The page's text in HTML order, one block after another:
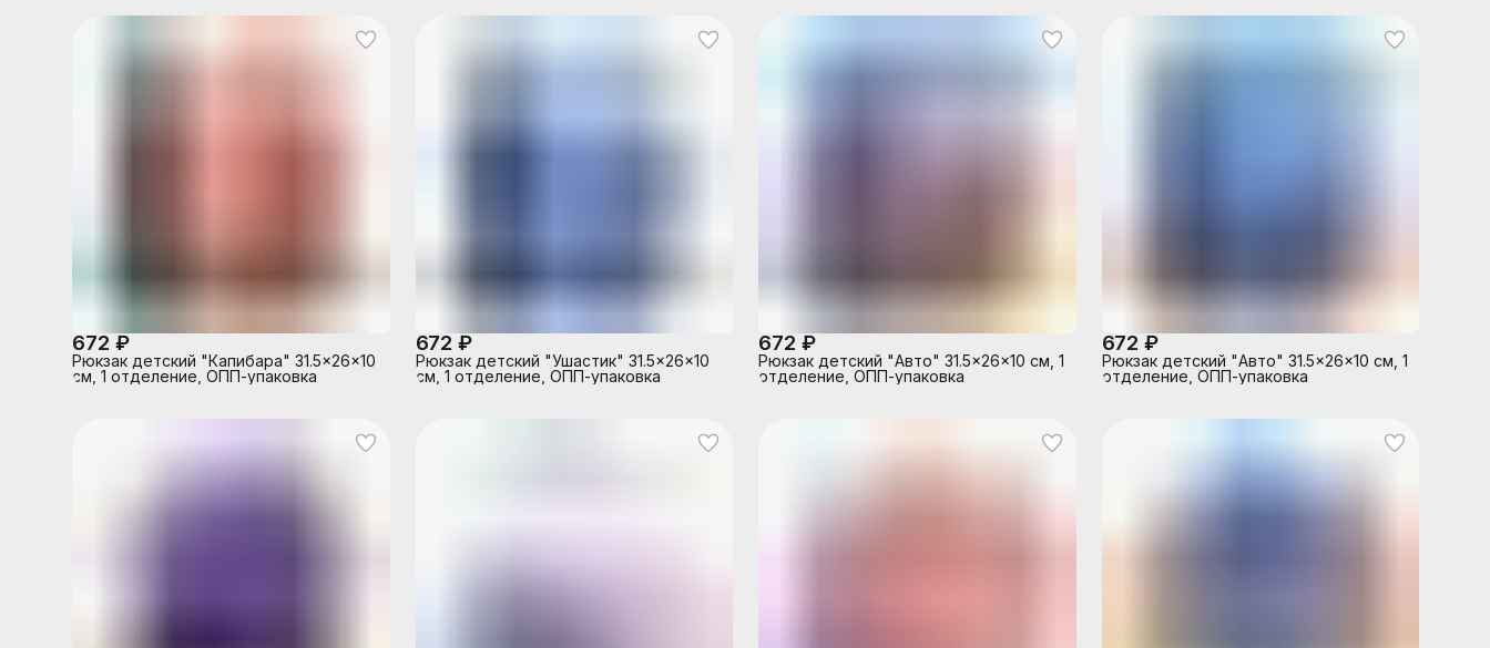
672 ₽
Рюкзак детский "Капибара" 31.5x26x10
см, 1 отделение, ОПП-упаковка
672 ₽
Рюкзак детский "Ушастик" 31.5x26x10
см, 1 отделение, ОПП-упаковка
672 ₽
Рюкзак детский "Авто" 31.5x26x10 см, 1
отделение, ОПП-упаковка
672 ₽
Рюкзак детский "Авто" 31.5x26x10 см, 1
отделение, ОПП-упаковка